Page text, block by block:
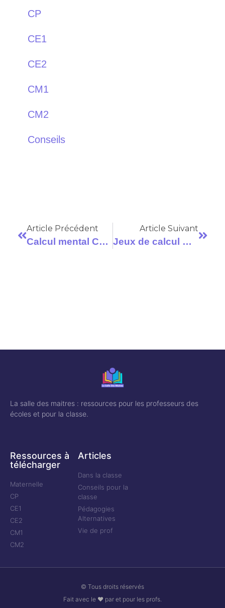
CP
CE1
CE2
CM1
CM2
Conseils
Article Précédent
Calcul mental CM2 : fiches PDF et jeux à imprimer pour un entraînement quotidien
Article Suivant
Jeux de calcul mental du CP au CM2
La salle des maitres : ressources pour les professeurs des
écoles et pour la classe.
Ressources à
télécharger
Maternelle
CP
CE1
CE2
CM1
CM2
Articles
Dans la classe
Conseils pour la
classe
Pédagogies
Alternatives
Vie de prof
© Tous droits réservés
Fait avec le ❤ par et pour les profs.